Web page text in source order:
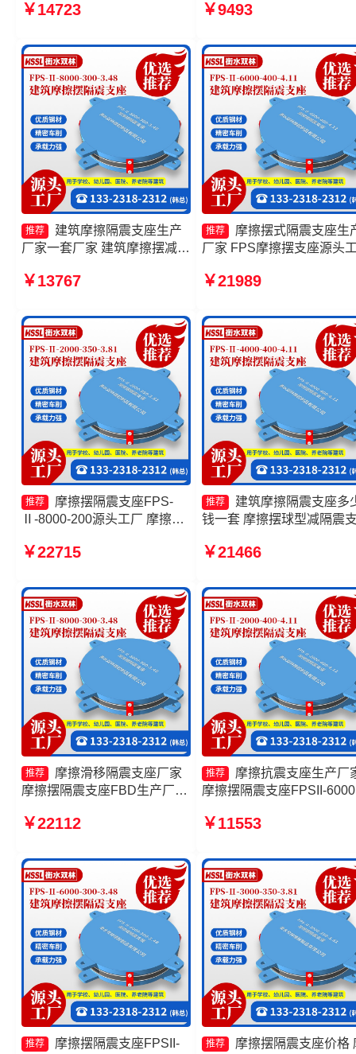
支座源头工厂 摩擦摆隔震支座
家
￥14723
FPS-AS2A隔震支座厂家
￥9493
推荐
建筑摩擦隔震支座生产
厂家一套厂家 建筑摩擦摆减隔
摩擦摆建筑隔震支座生产厂家
￥13767
推荐
摩擦摆式隔震支座生
厂家 FPS摩擦摆支座源头
家 摩擦摆式减震支座
￥21989
推荐
摩擦摆隔震支座FPS-
Ⅱ-8000-200源头工厂 摩擦摆
3.81 FPS-AS2A隔震支座生产
家
￥22715
推荐
建筑摩擦隔震支座多
钱一套 摩擦摆球型减隔震
摩擦摆隔震支座FBD厂家
￥21466
推荐
摩擦滑移隔震支座厂家
摩擦摆隔震支座FBD生产厂家
震支座源头工厂
￥22112
推荐
摩擦抗震支座生产厂
摩擦摆隔震支座FPSII-
支座FPSII-6000-350-3.81
座
￥11553
推荐 摩擦摆隔震支座FPSII- 推荐 摩擦摆隔震支座价格